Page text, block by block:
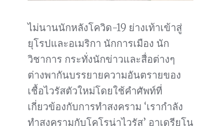
ไม่นานนักหลังโควิด-19 ย่างเท้าเข้าสู่
ยุโรปและอเมริกา นักการเมือง นัก
วิชาการ กระทั่งนักข่าวและสื่อต่างๆ
ต่างพากันบรรยายความอันตรายของ
เชื้อไวรัสตัวใหม่โดยใช้คำศัพท์ที่
เกี่ยวข้องกับการทำสงคราม ‘เรากำลัง
ทำสงครามกับโคโรน่าไวรัส’ อาเดรียโน